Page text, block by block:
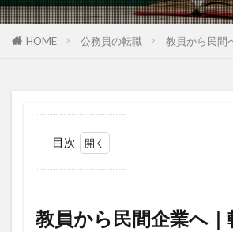
HOME 公務員の転職 教員から民間
目次
か
ら
教員から民間企業へ｜